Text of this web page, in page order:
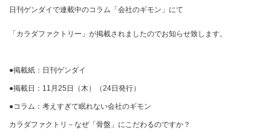
日刊ゲンダイで連載中のコラム「会社のギモン」にて
「カラダファクトリー」が掲載されましたのでお知らせ致します。
●掲載紙：日刊ゲンダイ
●掲載日：11月25日（木）（24日発行）
●コラム：考えすぎて眠れない会社のギモン
カラダファクトリ－なぜ「骨盤」にこだわるのですか？